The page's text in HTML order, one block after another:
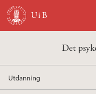
Hopp til hovedinnhold
Det
Utdanning